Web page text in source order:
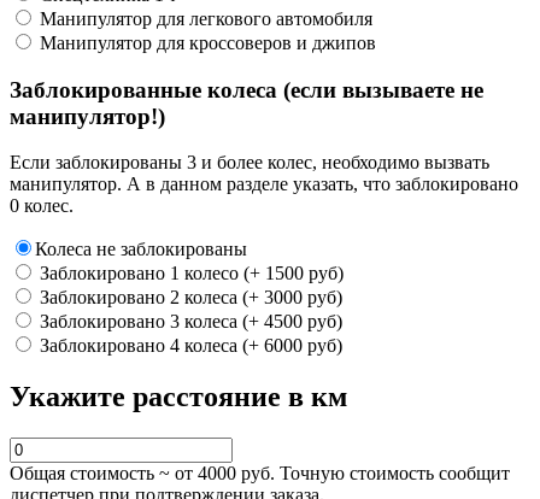
Манипулятор для легкового автомобиля
Манипулятор для кроссоверов и джипов
Заблокированные колеса (если вызываете не
манипулятор!)
Если заблокированы 3 и более колес, необходимо вызвать
манипулятор. А в данном разделе указать, что заблокировано
0 колес.
Колеса не заблокированы
Заблокировано 1 колесо (+ 1500 руб)
Заблокировано 2 колеса (+ 3000 руб)
Заблокировано 3 колеса (+ 4500 руб)
Заблокировано 4 колеса (+ 6000 руб)
Укажите расстояние в км
Общая стоимость ~ от 4000 руб. Точную стоимость сообщит